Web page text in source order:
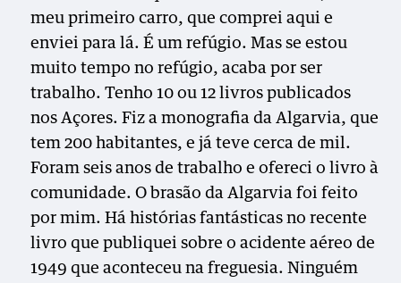
meu primeiro carro, que comprei aqui e
enviei para lá. É um refúgio. Mas se estou
muito tempo no refúgio, acaba por ser
trabalho. Tenho 10 ou 12 livros publicados
nos Açores. Fiz a monografia da Algarvia, que
tem 200 habitantes, e já teve cerca de mil.
Foram seis anos de trabalho e ofereci o livro à
comunidade. O brasão da Algarvia foi feito
por mim. Há histórias fantásticas no recente
livro que publiquei sobre o acidente aéreo de
1949 que aconteceu na freguesia. Ninguém